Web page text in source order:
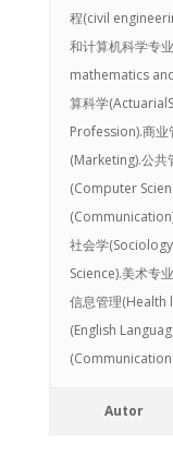
程(civil
和计算机科学专
mathematics
算科学
Profession).商业
(Marketing).公
(Computer
社会学
Science).美术专
信息管理(Health
(English
Autor